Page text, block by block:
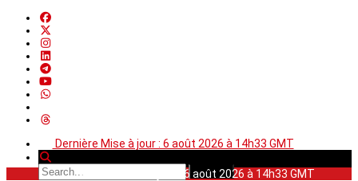
Dernière Mise à jour : 6 août 2026 à 14h33 GMT
Dernière Mise à jour : 6 août 2026 à 14h33 GMT